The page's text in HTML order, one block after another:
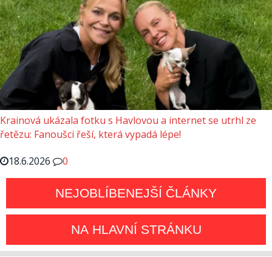
Krainová ukázala fotku s Havlovou a internet se utrhl ze
řetězu: Fanoušci řeší, která vypadá lépe!
18.6.2026
0
NEJOBLÍBENEJŠÍ ČLÁNKY
NA HLAVNÍ STRÁNKU